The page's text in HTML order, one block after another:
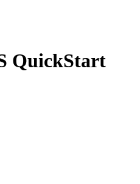
QuickStart